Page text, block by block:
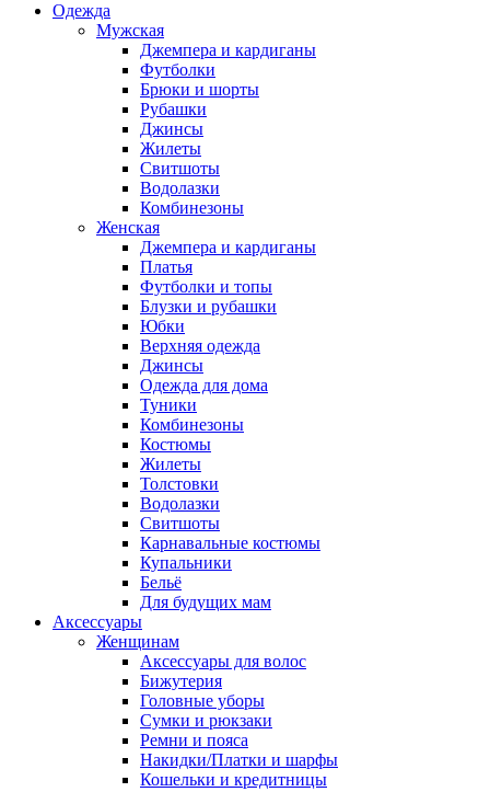
Одежда
Мужская
Джемпера и кардиганы
Футболки
Брюки и шорты
Рубашки
Джинсы
Жилеты
Свитшоты
Водолазки
Комбинезоны
Женская
Джемпера и кардиганы
Платья
Футболки и топы
Блузки и рубашки
Юбки
Верхняя одежда
Джинсы
Одежда для дома
Туники
Комбинезоны
Костюмы
Жилеты
Толстовки
Водолазки
Свитшоты
Карнавальные костюмы
Купальники
Бельё
Для будущих мам
Аксессуары
Женщинам
Аксессуары для волос
Бижутерия
Головные уборы
Сумки и рюкзаки
Ремни и пояса
Накидки/Платки и шарфы
Кошельки и кредитницы